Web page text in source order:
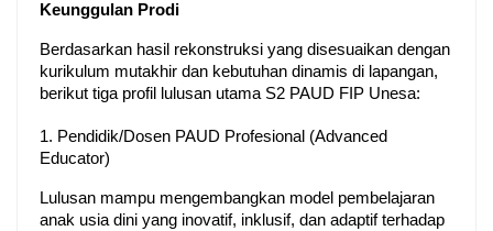
Keunggulan Prodi
Berdasarkan hasil rekonstruksi yang disesuaikan dengan
kurikulum mutakhir dan kebutuhan dinamis di lapangan,
berikut tiga profil lulusan utama S2 PAUD FIP Unesa:
1. Pendidik/Dosen PAUD Profesional (Advanced
Educator)
Lulusan mampu mengembangkan model pembelajaran
anak usia dini yang inovatif, inklusif, dan adaptif terhadap